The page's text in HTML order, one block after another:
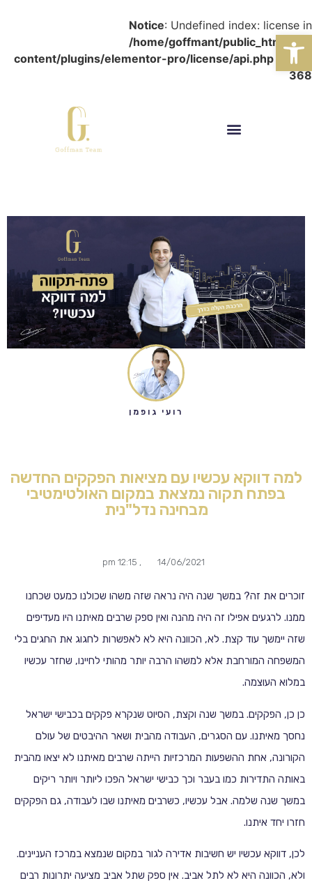
פתח סרגל נגישות
Notice: Undefined index: license in
/home/goffmant/public_html/wp-
content/plugins/elementor-pro/license/api.php on line
368
רועי גופמן
למה דווקא עכשיו עם מציאות הפקקים החדשה
בפתח תקוה נמצאת במקום האולטימטיבי
מבחינה נדל"נית
14/06/2021
,
זוכרים את זה? במשך שנה היה נראה שזה משהו שכולנו כמעט שכחנו
ממנו. לרגעים אפילו זה היה מהנה ואין ספק שרבים מאיתנו היו מעדיפים
שזה יימשך עוד קצת. לא, הכוונה היא לא לאפשרות לחגוג את החגים בלי
המשפחה המורחבת אלא למשהו הרבה יותר מהותי לחיינו, שחזר עכשיו
במלוא העוצמה.
כן כן, הפקקים. במשך שנה וקצת, הסיוט שנקרא פקקים בכבישי ישראל
נחסך מאיתנו. עם הסגרים, העבודה מהבית ושאר ההיבטים של עולם
הקורונה, אחת ההשפעות המרכזיות הייתה שרבים מאיתנו לא יצאו מהבית
באותה התדירות כמו בעבר וכך כבישי ישראל הפכו ליותר ויותר ריקים
במשך שנה שלמה. אבל עכשיו, כשרבים מאיתנו שבו לעבודה, גם הפקקים
חזרו יחד איתנו.
לכן, דווקא עכשיו יש חשיבות אדירה לגור במקום שנמצא במרכז העניינים.
ולא, הכוונה היא לא לתל אביב. אין ספק שתל אביב מציעה יתרונות רבים